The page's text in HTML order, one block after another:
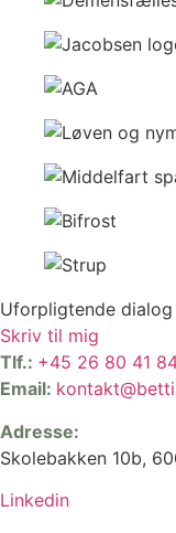
Uforpligtende
Skriv til mig
Tlf.: +45 26 80 41
Email:
Adresse:
Skolebakken 10b,
Linkedin